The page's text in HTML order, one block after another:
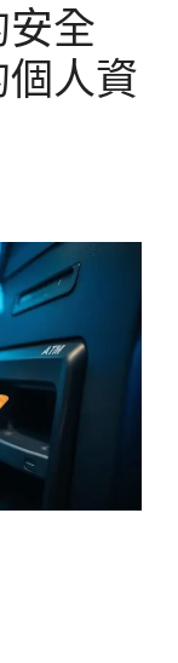
安全
人資